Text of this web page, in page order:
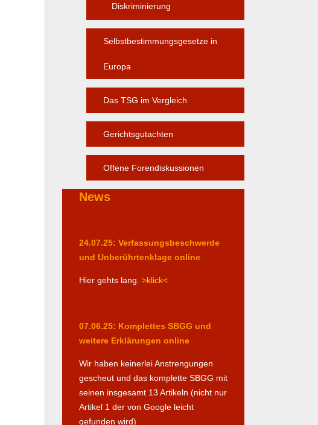
Diskriminierung
Selbstbestimmungsgesetze in
Europa
Das TSG im Vergleich
Gerichtsgutachten
Offene Forendiskussionen
News
24.07.25: Verfassungsbeschwerde
und Unberührtenklage online
Hier gehts lang. >klick<
07.06.25: Komplettes SBGG und
weitere Erklärungen online
Wir haben keinerlei Anstrengungen
gescheut und das komplette SBGG mit
seinen insgesamt 13 Artikeln (nicht nur
Artikel 1 der von Google leicht
gefunden wird)